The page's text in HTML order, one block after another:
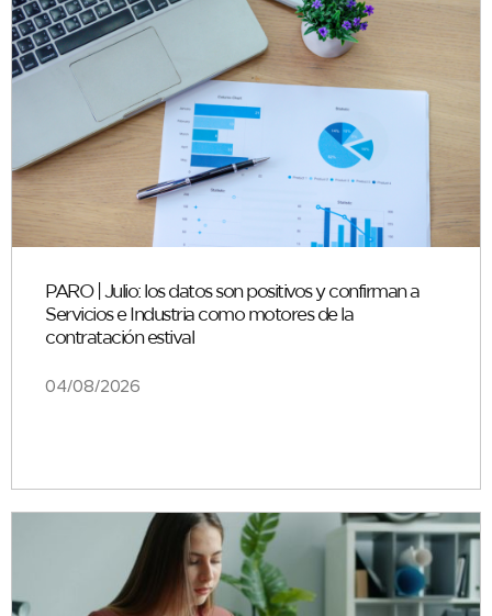
PARO | Julio: los datos son positivos y confirman a
Servicios e Industria como motores de la
contratación estival
04/08/2026